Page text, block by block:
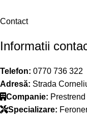
Contact
Informatii
Telefon: 0770 736 322
Adresă: Strada
Companie:
Specializare: